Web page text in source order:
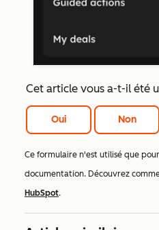
Cet article vous a-t-il été
Oui Non
Ce formulaire n'est utilisé que
documentation. Découvrez
HubSpot.